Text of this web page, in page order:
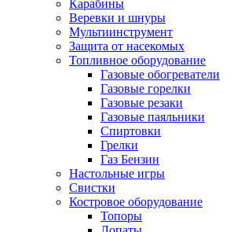
Карабины
Веревки и шнуры
Мультиинструмент
Защита от насекомых
Топливное оборудование
Газовые обогреватели
Газовые горелки
Газовые резаки
Газовые паяльники
Спиртовки
Грелки
Газ Бензин
Настольные игры
Свистки
Костровое оборудование
Топоры